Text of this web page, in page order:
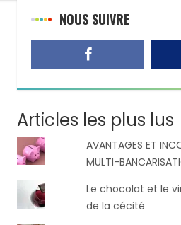
NOUS SUIVRE
Articles les plus lus
AVANTAGES ET
MULTI-
Le chocolat et le
de la cécité